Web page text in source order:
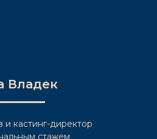
Владек
и кастинг-директор
стажем